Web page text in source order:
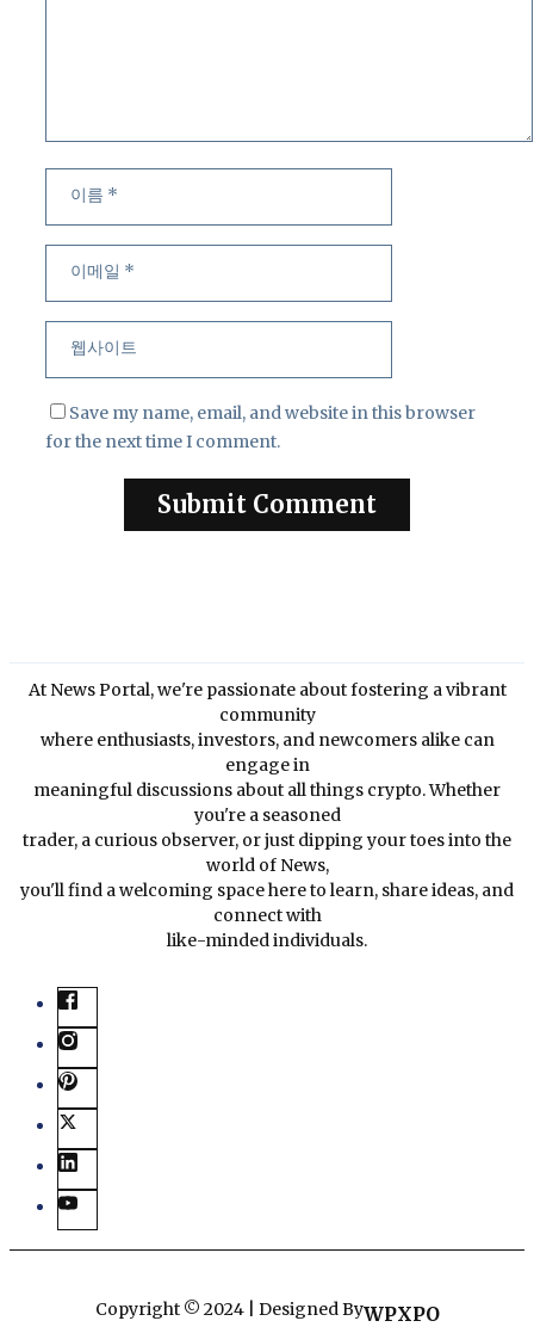
Save my name, email, and website in this browser
for the next time I comment.
At News Portal, we're passionate about fostering a vibrant
community
where enthusiasts, investors, and newcomers alike can
engage in
meaningful discussions about all things crypto. Whether
you're a seasoned
trader, a curious observer, or just dipping your toes into the
world of News,
you'll find a welcoming space here to learn, share ideas, and
connect with
like-minded individuals.
Copyright © 2024 | Designed ByWPXPO